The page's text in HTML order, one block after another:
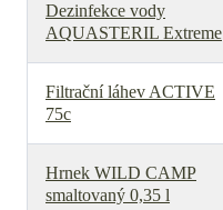
Dezinfekce vody
AQUASTERIL Extreme
Filtrační láhev ACTIVE
75c
Hrnek WILD CAMP
smaltovaný 0,35 l